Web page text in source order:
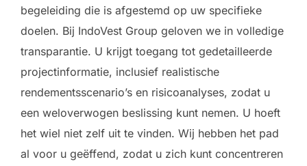
begeleiding die is afgestemd op uw specifieke
doelen. Bij IndoVest Group geloven we in volledige
transparantie. U krijgt toegang tot gedetailleerde
projectinformatie, inclusief realistische
rendementsscenario’s en risicoanalyses, zodat u
een weloverwogen beslissing kunt nemen. U hoeft
het wiel niet zelf uit te vinden. Wij hebben het pad
al voor u geëffend, zodat u zich kunt concentreren